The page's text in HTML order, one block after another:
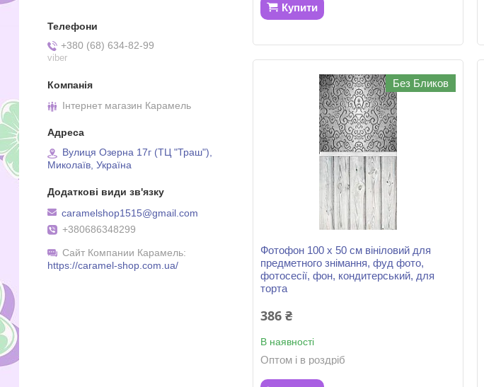
Купити
Без Бликов
Фотофон 100 х 50 см вініловий для
предметного знімання, фуд фото,
фотосесії, фон, кондитерський, для
торта
386 ₴
В наявності
Оптом і в роздріб
+380 (68) 634-82-99
viber
Інтернет магазин Карамель
Вулиця Озерна 17г (ТЦ "Траш"),
Миколаїв, Україна
caramelshop1515@gmail.com
+380686348299
Сайт Компании Карамель
https://caramel-shop.com.ua/